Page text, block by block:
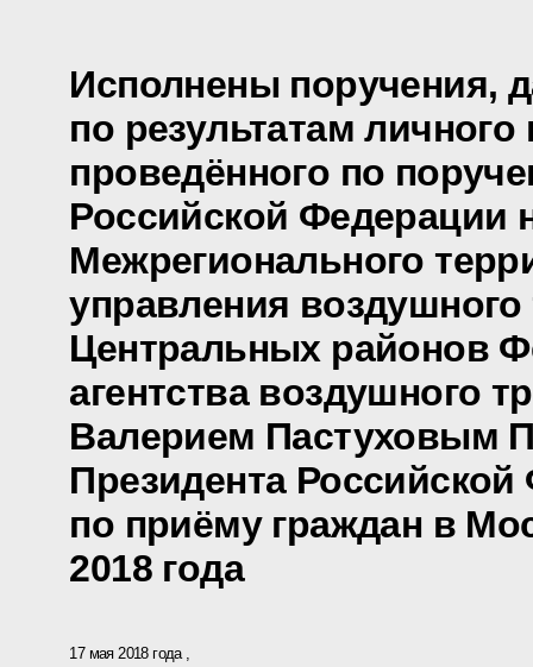
Исполнены поручения,
по результатам
проведённого по
Российской Федерации
Межрегионального
управления воздушного
Центральных районов
агентства воздушного
Валерием Пастуховым
Президента
по приёму граждан в
2018 года
17 мая 2018 года